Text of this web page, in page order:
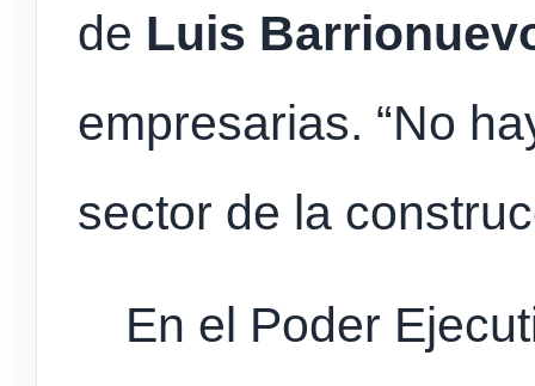
de Luis
empresarias. “No
sector de la
En el Poder